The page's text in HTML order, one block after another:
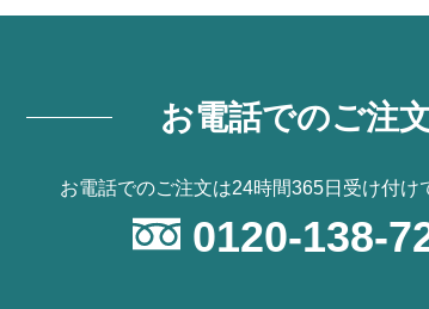
お電話でのご注
お電話でのご注文は24時間365日受け付け
0120-138-